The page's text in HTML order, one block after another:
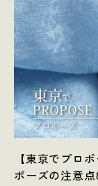
【東京でプロ
ポーズの注意点